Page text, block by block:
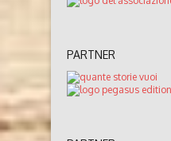
PARTNER